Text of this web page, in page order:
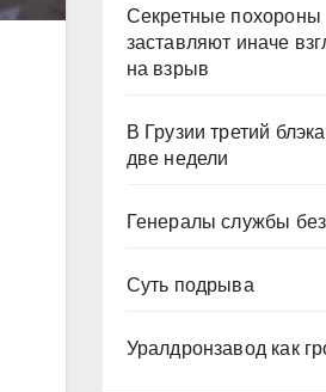
Секретные похороны
заставляют иначе
на взрыв
В Грузии третий
две недели
Генералы службы
Суть подрыва
Уралдронзавод как